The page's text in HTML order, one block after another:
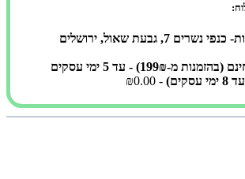
איסוף עצמי מהחנות- כנפי נשרים 7, גבעת שאול, ירושלים
משלוח עד הבית חינם (בהזמנות מ-199₪) - עד 5 ימי עסקים
- ₪0.00